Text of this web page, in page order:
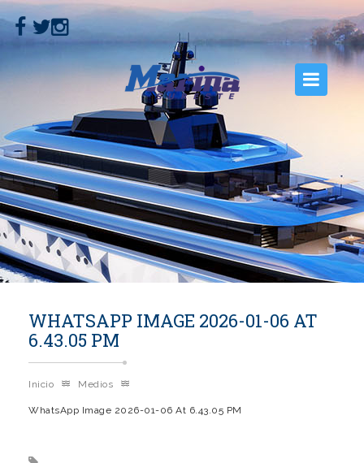
INICIO
NOSOTROS
EMBARCACIONES
MOTORES
SERVICIOS
GALERÍA
WHATSAPP IMAGE 2026-01-06 AT
6.43.05 PM
Inicio Medios
WhatsApp Image 2026-01-06 At 6.43.05 PM